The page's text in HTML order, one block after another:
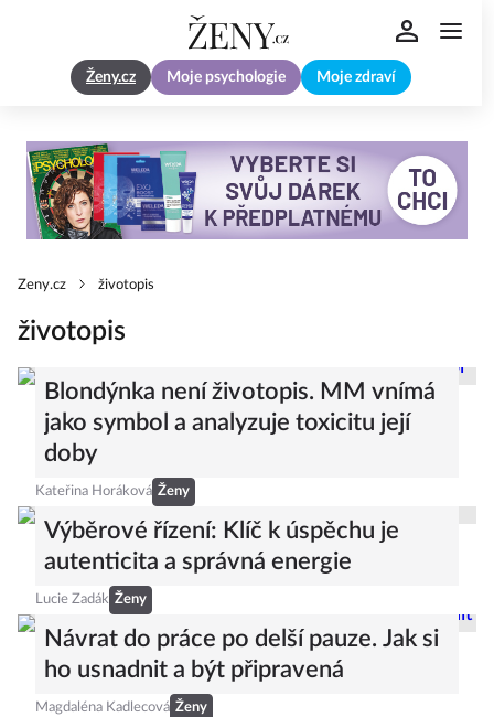
Ženy.cz Moje psychologie Moje zdraví
Zeny.cz životopis
životopis
Blondýnka není životopis. MM vnímá
jako symbol a analyzuje toxicitu její
doby
Kateřina Horáková Ženy
Výběrové řízení: Klíč k úspěchu je
autenticita a správná energie
Lucie Zadák Ženy
Návrat do práce po delší pauze. Jak si
ho usnadnit a být připravená
Magdaléna Kadlecová Ženy